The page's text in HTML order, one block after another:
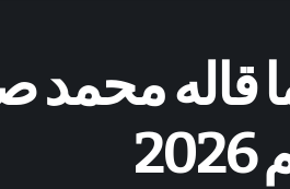
تحت قيادة الحسين3 ساعات ago
قاله